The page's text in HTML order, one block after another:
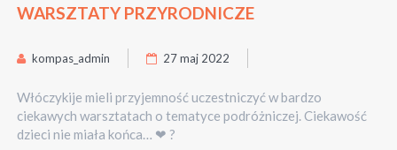
WARSZTATY PRZYRODNICZE
kompas_admin 27 maj 2022
Włóczykije mieli przyjemność uczestniczyć w bardzo
ciekawych warsztatach o tematyce podróżniczej. Ciekawość
dzieci nie miała końca… ❤ ?